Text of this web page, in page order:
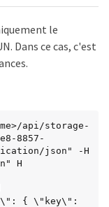
le
Dans ce cas, c'est
api/storage-
8857-
json" -H
H
{ \"key\":